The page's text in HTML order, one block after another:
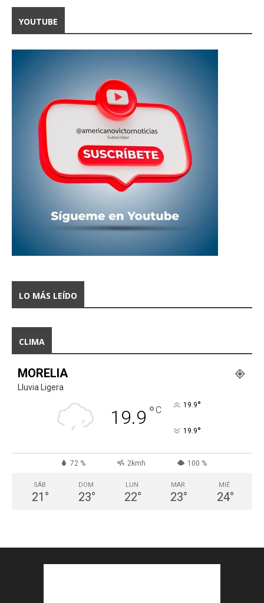
YOUTUBE
LO MÁS LEÍDO
CLIMA
MORELIA
Lluvia Ligera
19.9 °C 19.9°
19.9°
72 % 2kmh 100 %
SÁB
21 °
DOM
23°
LUN
22°
MAR
23°
MIÉ
24°